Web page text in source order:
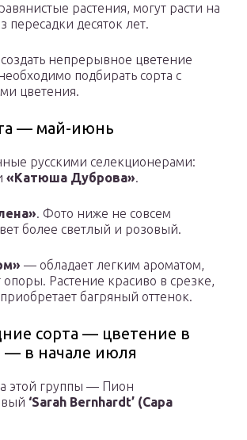
растения, могут расти на
пересадки десяток лет.
непрерывное цветение
подбирать сорта с
цветения.
— май-июнь
русскими селекционерами:
«Катюша Дуброва».
. Фото ниже не совсем
более светлый и розовый.
— обладает легким ароматом,
опоры. Растение красиво в срезке,
багряный оттенок.
сорта — цветение в
— в начале июля
этой группы — Пион
‘Sarah Bernhardt’ (Сара